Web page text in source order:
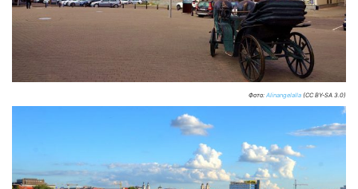
Фото: Alinangelalla (CC BY-SA 3.0)